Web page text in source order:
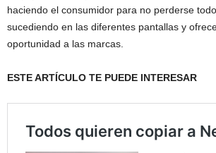
haciendo el consumidor para no perderse
sucediendo en las diferentes pantallas y
oportunidad a las marcas.
ESTE ARTÍCULO TE PUEDE INTERESAR